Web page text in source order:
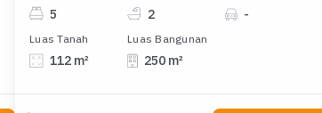
5 2 -
Luas Tanah
112 m²
Luas Bangunan
250 m²